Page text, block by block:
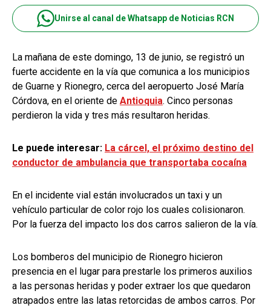
Unirse al canal de Whatsapp de Noticias RCN
La mañana de este domingo, 13 de junio, se registró un
fuerte accidente en la vía que comunica a los municipios
de Guarne y Rionegro, cerca del aeropuerto José María
Córdova, en el oriente de Antioquia. Cinco personas
perdieron la vida y tres más resultaron heridas.
Le puede interesar: La cárcel, el próximo destino del
conductor de ambulancia que transportaba cocaína
En el incidente vial están involucrados un taxi y un
vehículo particular de color rojo los cuales colisionaron.
Por la fuerza del impacto los dos carros salieron de la vía.
Los bomberos del municipio de Rionegro hicieron
presencia en el lugar para prestarle los primeros auxilios
a las personas heridas y poder extraer los que quedaron
atrapados entre las latas retorcidas de ambos carros. Por